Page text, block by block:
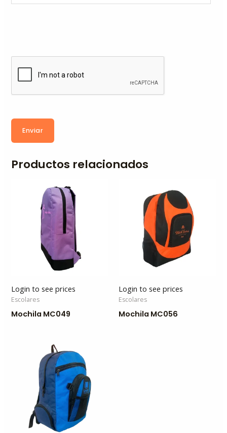
Enviar
Productos relacionados
Login to see prices
Escolares
Mochila MC049
Login to see prices
Escolares
Mochila MC056